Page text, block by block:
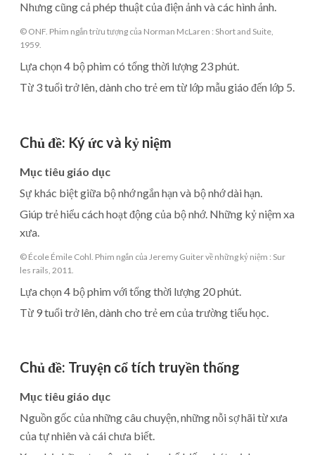
Nhưng cũng cả phép thuật của điện ảnh và các hình ảnh.
© ONF. Phim ngắn trừu tượng của Norman McLaren : Short and Suite,
1959.
Lựa chọn 4 bộ phim có tổng thời lượng 23 phút.
Từ 3 tuổi trở lên, dành cho trẻ em từ lớp mẫu giáo đến lớp 5.
Chủ đề: Ký ức và kỷ niệm
Mục tiêu giáo dục
Sự khác biệt giữa bộ nhớ ngắn hạn và bộ nhớ dài hạn.
Giúp trẻ hiểu cách hoạt động của bộ nhớ. Những kỷ niệm xa
xưa.
© École Émile Cohl. Phim ngắn của Jeremy Guiter về những kỷ niệm : Sur
les rails, 2011.
Lựa chọn 4 bộ phim với tổng thời lượng 20 phút.
Từ 9 tuổi trở lên, dành cho trẻ em của trường tiểu học.
Chủ đề: Truyện cổ tích truyền thống
Mục tiêu giáo dục
Nguồn gốc của những câu chuyện, những nỗi sợ hãi từ xưa
của tự nhiên và cái chưa biết.